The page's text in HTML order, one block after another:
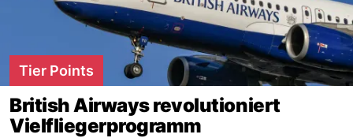
Tier Points
British Airways revolutioniert
Vielfliegerprogramm